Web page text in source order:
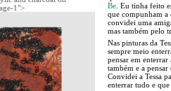
1">
Be . Eu tinha feito
que compunham a
convidei uma
mas também pelo
Nas pinturas da
sempre meio
pensar em enterrar
também e a
Convidei a Tessa
enterrar tudo e